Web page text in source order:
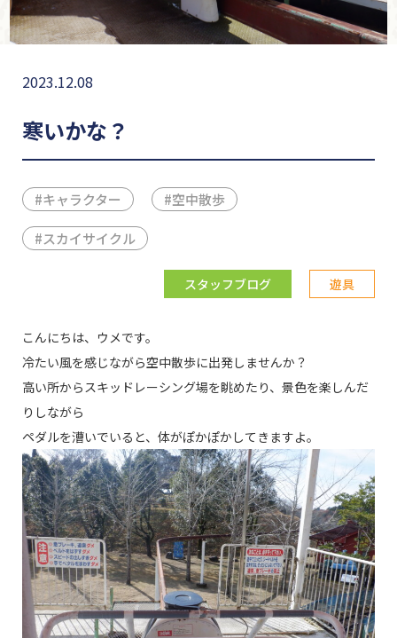
2023.12.08
寒いかな？
#キャラクター #空中散歩
#スカイサイクル
スタッフブログ 遊具
こんにちは、ウメです。
冷たい風を感じながら空中散歩に出発しませんか？
高い所からスキッドレーシング場を眺めたり、景色を楽しんだ
りしながら
ペダルを漕いでいると、体がぽかぽかしてきますよ。